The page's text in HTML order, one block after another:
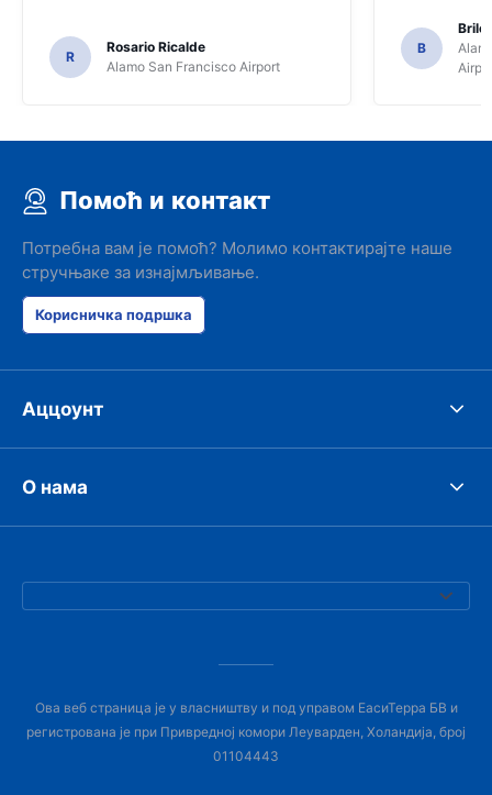
R
Rosario Ricalde
Alamo San Francisco Airport
B
Помоћ и контакт
Потребна вам је помоћ? Молимо контактирајте наше
стручњаке за изнајмљивање.
Корисничка подршка
Аццоунт
О нама
Ова веб страница је у власништву и под управом ЕасиТерра БВ и
регистрована је при Привредној комори Леуварден, Холандија, број
01104443